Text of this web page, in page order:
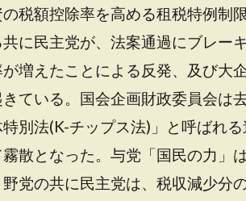
税額控除率を高める租税特例制
に民主党が、法案通過にブレー
増えたことによる反発、及び大
ている。国会企画財政委員会は
別法(K-チップス法)」と呼ばれ
散となった。与党「国民の力」
党の共に民主党は、税収減少分